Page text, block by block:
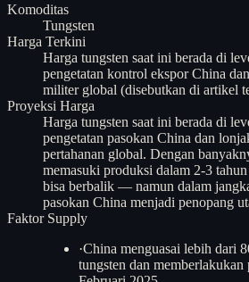
Komoditas
Tungsten
Harga Terkini
Harga tungsten saat ini berada di
pengetatan kontrol ekspor China
militer global (disebutkan di artikel
Proyeksi Harga
Harga tungsten saat ini berada di
pengetatan pasokan China dan
pertahanan global. Dengan
memasuki produksi dalam 2-3
bisa berbalik — namun dalam
pasokan China menjadi penopang
Faktor Supply
·China menguasai lebih dari
tungsten dan memberlakukan